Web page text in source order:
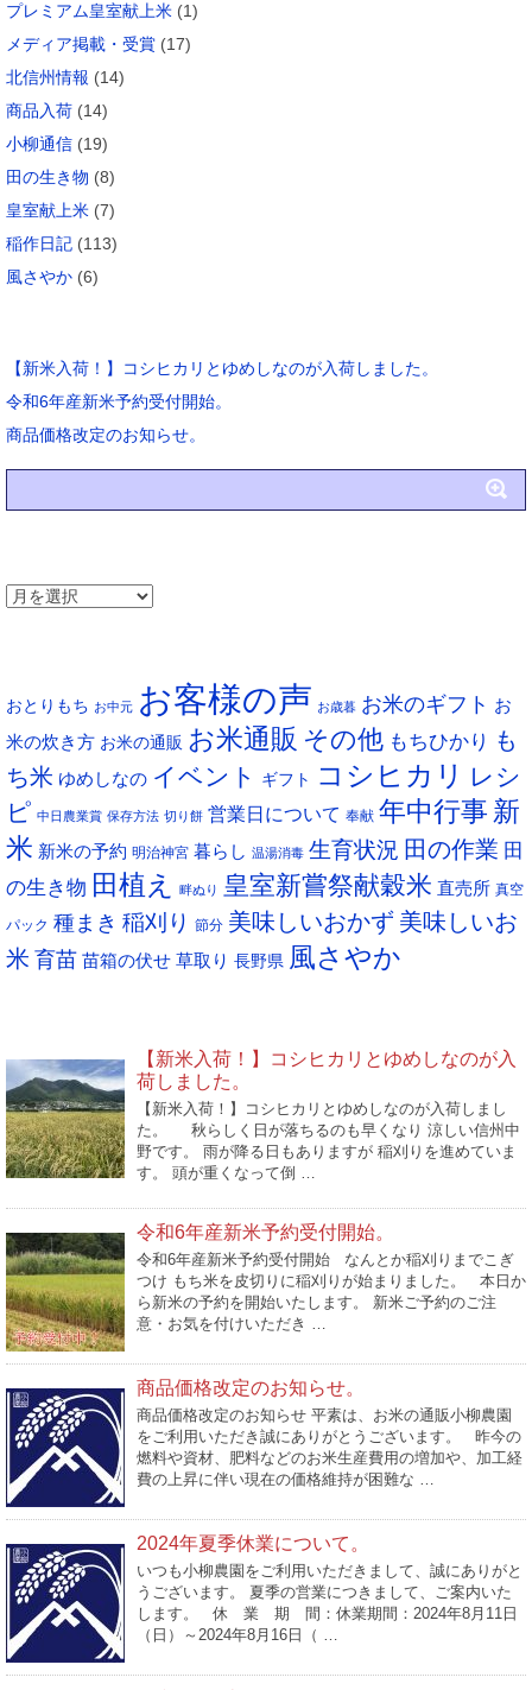
プレミアム皇室献上米 (1)
メディア掲載・受賞 (17)
北信州情報 (14)
商品入荷 (14)
小柳通信 (19)
田の生き物 (8)
皇室献上米 (7)
稲作日記 (113)
風さやか (6)
【新米入荷！】コシヒカリとゆめしなのが入荷しました。
令和6年産新米予約受付開始。
商品価格改定のお知らせ。
ア
おとりもち お中元 お客様の声 お歳暮 お米のギフト お
米の炊き方 お米の通販 お米通販 その他 もちひかり も
ち米 ゆめしなの イベント ギフト コシヒカリ
レシ
ピ 中日農業賞 保存方法 切り餅 営業日について 奉献 年中行事 新
米 新米の予約 明治神宮 暮らし 温湯消毒 生育状況 田の作業 田
の生き物 田植え 畔ぬり 皇室新嘗祭献穀米 直売所 真空
パック 種まき 稲刈り 節分 美味しいおかず 美味しいお
米 育苗 苗箱の伏せ 草取り 長野県 風さやか
【新米入荷！】コシヒカリとゆめしなのが入
荷しました。
【新米入荷！】コシヒカリとゆめしなのが入荷しまし
た。 秋らしく日が落ちるのも早くなり 涼しい信州中
野です。 雨が降る日もありますが 稲刈りを進めていま
す。 頭が重くなって倒 …
令和6年産新米予約受付開始。
令和6年産新米予約受付開始 なんとか稲刈りまでこぎ
つけ もち米を皮切りに稲刈りが始まりました。 本日か
ら新米の予約を開始いたします。 新米ご予約のご注
意・お気を付けいただき …
商品価格改定のお知らせ。
商品価格改定のお知らせ 平素は、お米の通販小柳農園
をご利用いただき誠にありがとうございます。 昨今の
燃料や資材、肥料などのお米生産費用の増加や、加工経
費の上昇に伴い現在の価格維持が困難な …
2024年夏季休業について。
いつも小柳農園をご利用いただきまして、誠にありがと
うございます。 夏季の営業につきまして、ご案内いた
します。 休 業 期 間：休業期間：2024年8月11日
（日）～2024年8月16日（ …